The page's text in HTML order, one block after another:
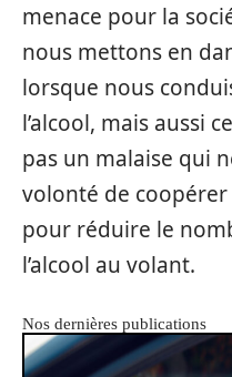
menace pour la
nous mettons en
lorsque nous
l’alcool, mais aussi
pas un malaise qui
volonté de
pour réduire le
l’alcool au volant.
Nos dernières publications